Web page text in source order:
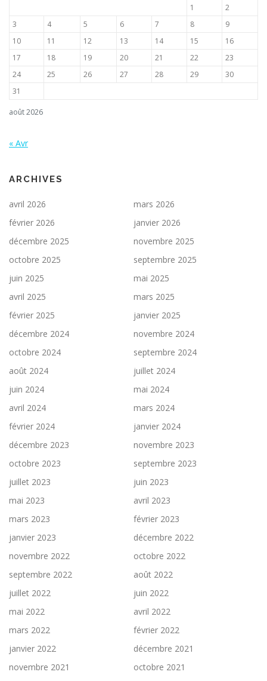
août 2026
1
2
3
4 5 6 7 8
9
10
11 12 13 14 15
16
17
18 19 20 21 22
23
24
25 26 27 28 29
30
31
« Avr
ARCHIVES
avril 2026
mars 2026
février 2026
janvier 2026
décembre 2025
novembre 2025
octobre 2025
septembre 2025
juin 2025
mai 2025
avril 2025
mars 2025
février 2025
janvier 2025
décembre 2024
novembre 2024
octobre 2024
septembre 2024
août 2024
juillet 2024
juin 2024
mai 2024
avril 2024
mars 2024
février 2024
janvier 2024
décembre 2023
novembre 2023
octobre 2023
septembre 2023
juillet 2023
juin 2023
mai 2023
avril 2023
mars 2023
février 2023
janvier 2023
décembre 2022
novembre 2022
octobre 2022
septembre 2022
août 2022
juillet 2022
juin 2022
mai 2022
avril 2022
mars 2022
février 2022
janvier 2022
décembre 2021
novembre 2021
octobre 2021